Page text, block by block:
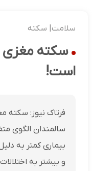
سلامت| سکته
سکته مغزی
است!
فرتاک نیوز: سکته
سالمندان الگوی
بیماری کمتر به
و بیشتر به